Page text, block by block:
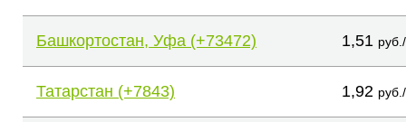
Башкортостан, Уфа (+73472) 1,51
Татарстан (+7843) 1,92